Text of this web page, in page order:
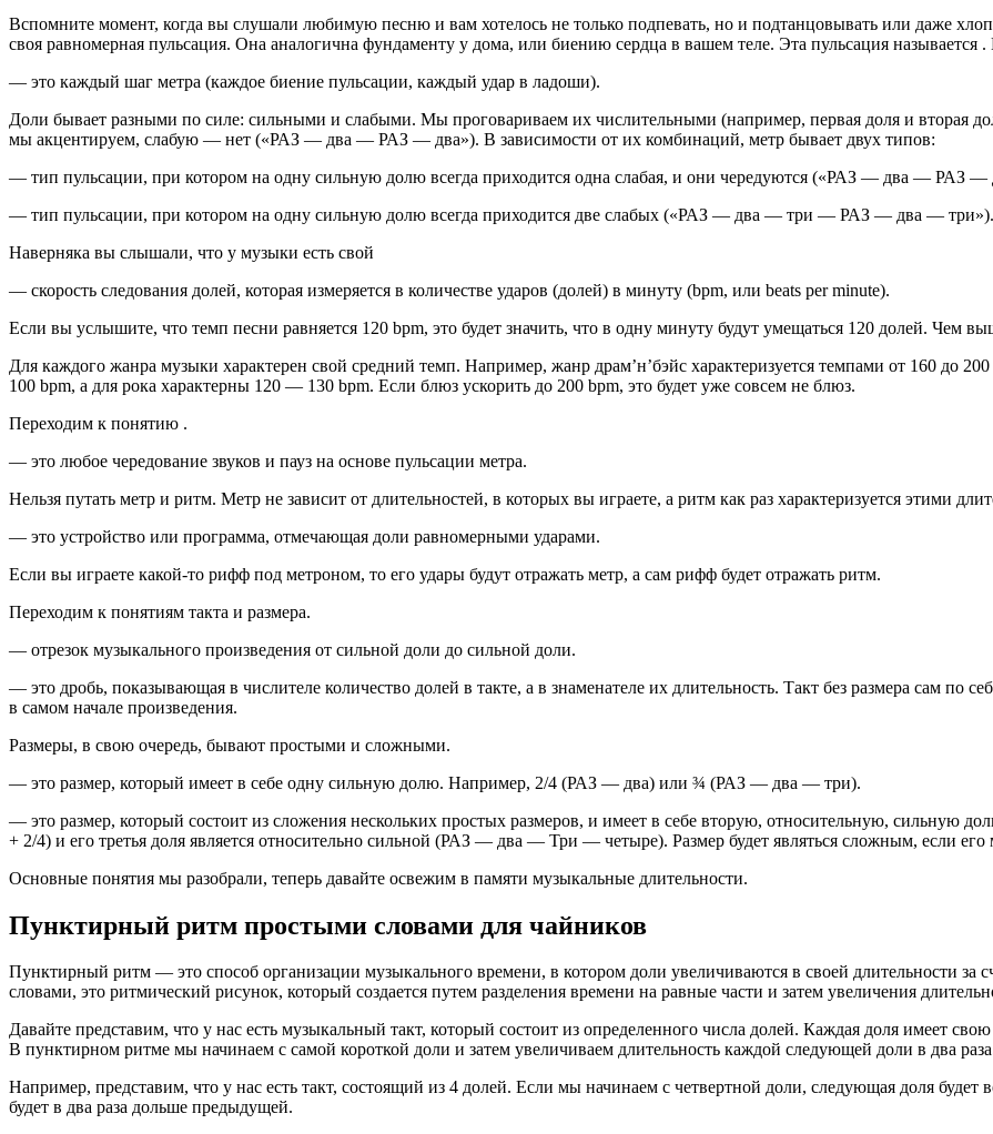
Вспомните момент, когда вы слушали любимую песню и вам хотелось не только подпевать, но и подтанцовывать или даже
своя равномерная пульсация. Она аналогична фундаменту у дома, или биению сердца в вашем теле. Эта пульсация называется .
— это каждый шаг метра (каждое биение пульсации, каждый удар в ладоши).
Доли бывает разными по силе: сильными и слабыми. Мы проговариваем их числительными (например, первая доля и вторая
мы акцентируем, слабую — нет («РАЗ — два — РАЗ — два»). В зависимости от их комбинаций, метр бывает двух типов:
— тип пульсации, при котором на одну сильную долю всегда приходится одна слабая, и они чередуются («РАЗ — два — РАЗ —
— тип пульсации, при котором на одну сильную долю всегда приходится две слабых («РАЗ — два — три — РАЗ — два — три»).
Наверняка вы слышали, что у музыки есть свой
— скорость следования долей, которая измеряется в количестве ударов (долей) в минуту (bpm, или beats per minute).
Если вы услышите, что темп песни равняется 120 bpm, это будет значить, что в одну минуту будут умещаться 120 долей. Чем
Для каждого жанра музыки характерен свой средний темп. Например, жанр драм’н’бэйс характеризуется темпами от 160
100 bpm, а для рока характерны 120 — 130 bpm. Если блюз ускорить до 200 bpm, это будет уже совсем не блюз.
Переходим к понятию .
— это любое чередование звуков и пауз на основе пульсации метра.
Нельзя путать метр и ритм. Метр не зависит от длительностей, в которых вы играете, а ритм как раз характеризуется этими
— это устройство или программа, отмечающая доли равномерными ударами.
Если вы играете какой-то рифф под метроном, то его удары будут отражать метр, а сам рифф будет отражать ритм.
Переходим к понятиям такта и размера.
— отрезок музыкального произведения от сильной доли до сильной доли.
— это дробь, показывающая в числителе количество долей в такте, а в знаменателе их длительность. Такт без размера сам по
в самом начале произведения.
Размеры, в свою очередь, бывают простыми и сложными.
— это размер, который имеет в себе одну сильную долю. Например, 2/4 (РАЗ — два) или ¾ (РАЗ — два — три).
— это размер, который состоит из сложения нескольких простых размеров, и имеет в себе вторую, относительную, сильную
+ 2/4) и его третья доля является относительно сильной (РАЗ — два — Три — четыре). Размер будет являться сложным, если
Основные понятия мы разобрали, теперь давайте освежим в памяти музыкальные длительности.
Пунктирный ритм простыми словами для чайников
Пунктирный ритм — это способ организации музыкального времени, в котором доли увеличиваются в своей длительности за
словами, это ритмический рисунок, который создается путем разделения времени на равные части и затем увеличения
Давайте представим, что у нас есть музыкальный такт, который состоит из определенного числа долей. Каждая доля имеет
В пунктирном ритме мы начинаем с самой короткой доли и затем увеличиваем длительность каждой следующей доли в два
Например, представим, что у нас есть такт, состоящий из 4 долей. Если мы начинаем с четвертной доли, следующая доля
будет в два раза дольше предыдущей.